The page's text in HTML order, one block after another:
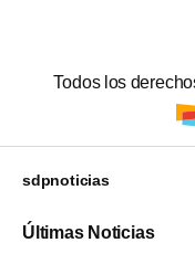
Todos los
sdpnoticias
Últimas Noticias